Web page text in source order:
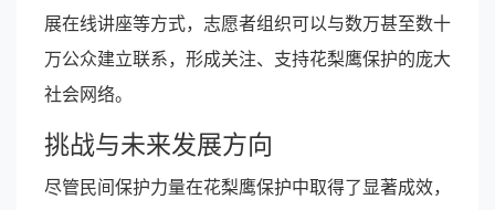
展在线讲座等方式，志愿者组织可以与数万甚至数十
万公众建立联系，形成关注、支持花梨鹰保护的庞大
社会网络。
挑战与未来发展方向
尽管民间保护力量在花梨鹰保护中取得了显著成效，